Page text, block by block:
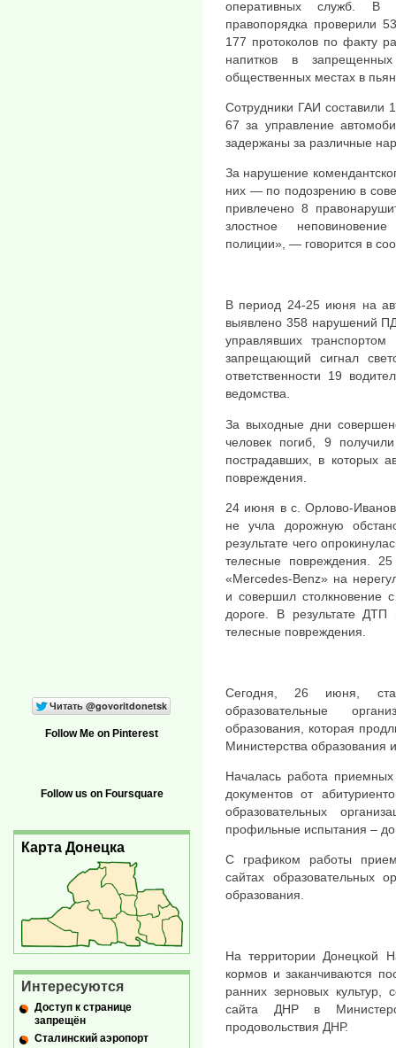
оперативных служб. В
правопорядка проверили
177 протоколов по факту
напитков в
общественных местах в
Сотрудники ГАИ составили
67 за управление
задержаны за различные
За нарушение
них — по подозрению в
привлечено 8
злостное
полиции», — говорится в
В период 24-25 июня на
выявлено 358 нарушений
управлявших
запрещающий сигнал
ответственности 19
ведомства.
За выходные дни
человек погиб, 9
пострадавших, в которых
повреждения.
24 июня в с. Орлово-
не учла дорожную
результате чего
телесные повреждения.
«Mercedes-Benz» на
и совершил столкновение
дороге. В результате
телесные повреждения.
Сегодня, 26 июня,
образовательные
образования, которая
Министерства образования
Началась работа
документов от
образовательных
профильные испытания –
С графиком работы
сайтах образовательных
образования.
На территории Донецкой
кормов и заканчиваются
ранних зерновых культур,
сайта ДНР в
продовольствия ДНР.
Follow Me on Pinterest
Follow us on Foursquare
Карта Донецка
Интересуются
Доступ к странице
запрещён
Сталинский аэропорт